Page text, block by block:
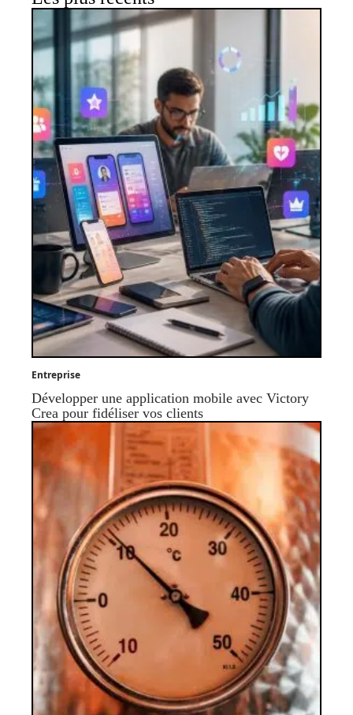
Entreprise
Développer une application mobile avec Victory
Crea pour fidéliser vos clients